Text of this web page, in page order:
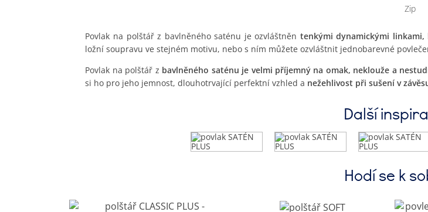
Zip
Povlak na polštář z bavlněného saténu je ozvláštněn tenkými dynamickými linkami,
ložní soupravu ve stejném motivu, nebo s ním můžete ozvláštnit jednobarevné
Povlak na polštář z bavlněného saténu je velmi příjemný na omak, neklouže a
si ho pro jeho jemnost, dlouhotrvající perfektní vzhled a nežehlivost při sušení v
Další
Hodí se k